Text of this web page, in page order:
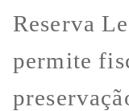
Reserva
permite